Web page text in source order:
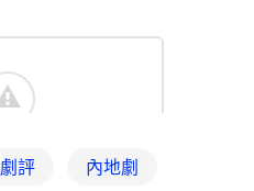
劇評 內地劇